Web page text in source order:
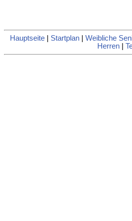
Hauptseite| Startplan| Weibliche
Herren|